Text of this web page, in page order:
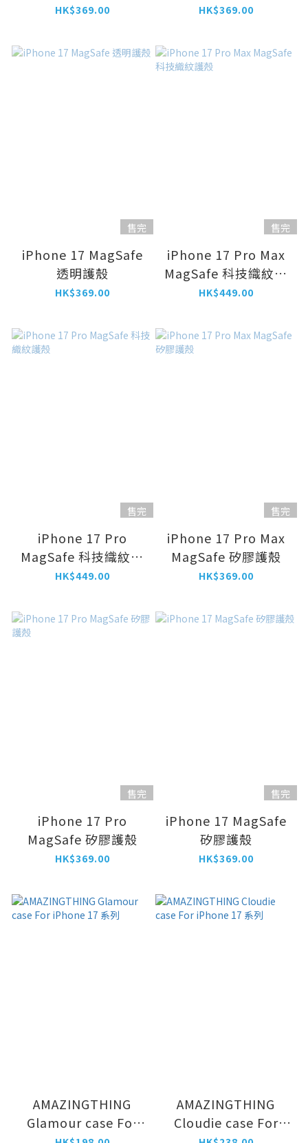
HK$369.00 HK$369.00
售完
iPhone 17 MagSafe
透明護殼
HK$369.00
售完
iPhone 17 Pro Max
MagSafe 科技織紋護
殼
HK$449.00
售完
iPhone 17 Pro
MagSafe 科技織紋護
殼
HK$449.00
售完
iPhone 17 Pro Max
MagSafe 矽膠護殼
HK$369.00
售完
iPhone 17 Pro
MagSafe 矽膠護殼
HK$369.00
售完
iPhone 17 MagSafe
矽膠護殼
HK$369.00
AMAZINGTHING
Glamour case For
AMAZINGTHING
Cloudie case For